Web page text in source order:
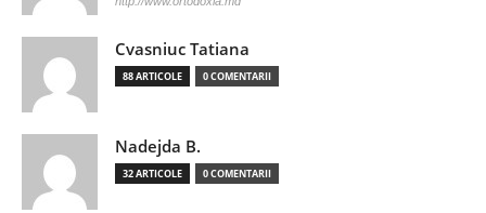
Cvasniuc Tatiana
88 ARTICOLE 0 COMENTARII
Nadejda B.
32 ARTICOLE 0 COMENTARII